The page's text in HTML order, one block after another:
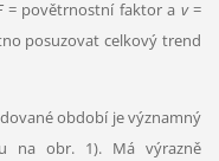
= povětrnostní faktor a v=
posuzovat celkový trend
období je významný
na obr. 1). Má výrazně